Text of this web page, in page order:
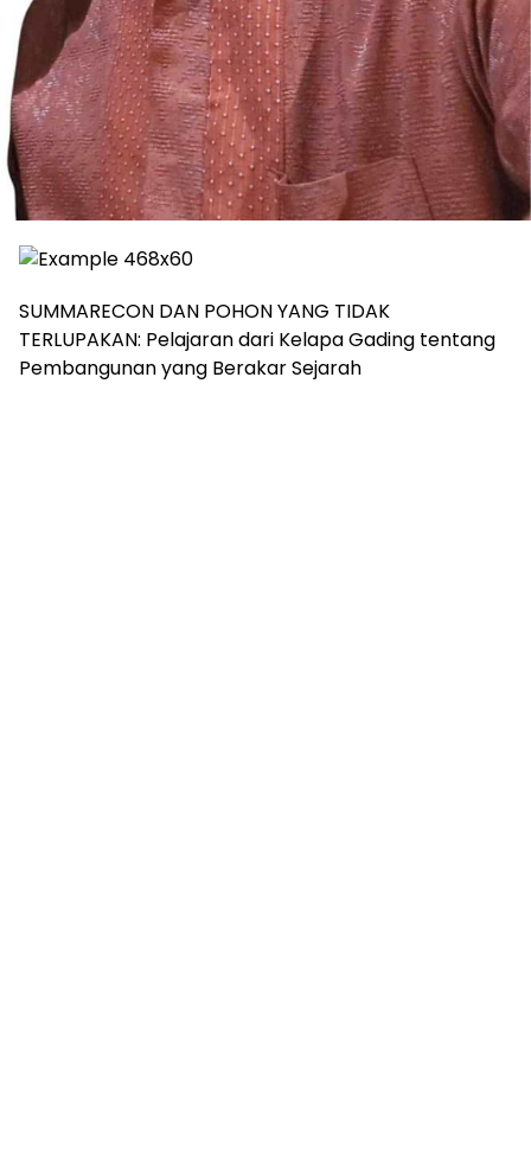
SUMMARECON DAN POHON YANG TIDAK
TERLUPAKAN: Pelajaran dari Kelapa Gading tentang
Pembangunan yang Berakar Sejarah